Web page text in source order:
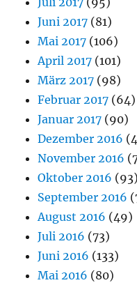
Juni 2017 (81)
Mai 2017 (106)
April 2017 (101)
März 2017 (98)
Februar 2017 (64)
Januar 2017 (90)
Dezember 2016
November 2016
Oktober 2016 (93)
September 2016
August 2016 (49)
Juli 2016 (73)
Juni 2016 (133)
Mai 2016 (80)